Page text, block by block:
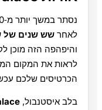
לאחר שש שנים של
והיפהפה הזה מוכן
לראות את המקום
הכרטיסים שלכם
בלב איסטנבול,